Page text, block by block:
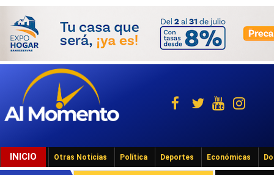
INICIO Otras Noticias Política Deportes Económicas